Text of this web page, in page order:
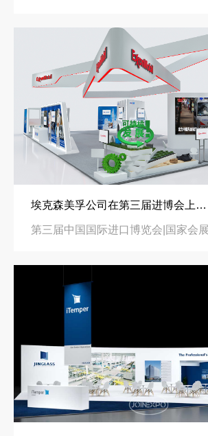
埃克森美孚公司在第三届进博会上展示非凡的展台搭建设计